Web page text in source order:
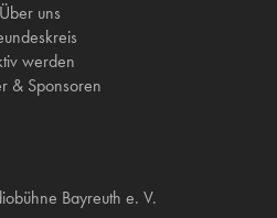
Über uns
werden
& Sponsoren
Bayreuth e. V.